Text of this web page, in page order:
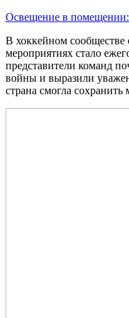
Освещение в помещении:
В хоккейном сообществе
мероприятиях стало
представители команд
войны и выразили
страна смогла